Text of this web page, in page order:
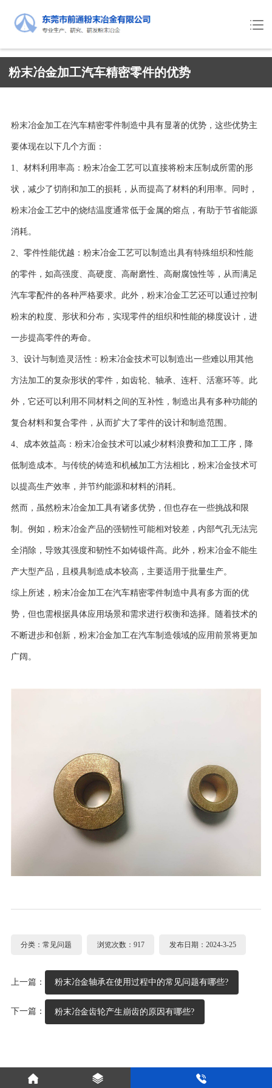
粉末冶金加工汽车精密零件的优势
粉末冶金加工在汽车精密零件制造中具有显著的优势，这些优势主
要体现在以下几个方面：
1、材料利用率高：粉末冶金工艺可以直接将粉末压制成所需的形
状，减少了切削和加工的损耗，从而提高了材料的利用率。同时，
粉末冶金工艺中的烧结温度通常低于金属的熔点，有助于节省能源
消耗。
2、零件性能优越：粉末冶金工艺可以制造出具有特殊组织和性能
的零件，如高强度、高硬度、高耐磨性、高耐腐蚀性等，从而满足
汽车零配件的各种严格要求。此外，粉末冶金工艺还可以通过控制
粉末的粒度、形状和分布，实现零件的组织和性能的梯度设计，进
一步提高零件的寿命。
3、设计与制造灵活性：粉末冶金技术可以制造出一些难以用其他
方法加工的复杂形状的零件，如齿轮、轴承、连杆、活塞环等。此
外，它还可以利用不同材料之间的互补性，制造出具有多种功能的
复合材料和复合零件，从而扩大了零件的设计和制造范围。
4、成本效益高：粉末冶金技术可以减少材料浪费和加工工序，降
低制造成本。与传统的铸造和机械加工方法相比，粉末冶金技术可
以提高生产效率，并节约能源和材料的消耗。
然而，虽然粉末冶金加工具有诸多优势，但也存在一些挑战和限
制。例如，粉末冶金产品的强韧性可能相对较差，内部气孔无法完
全消除，导致其强度和韧性不如铸锻件高。此外，粉末冶金不能生
产大型产品，且模具制造成本较高，主要适用于批量生产。
综上所述，粉末冶金加工在汽车精密零件制造中具有多方面的优
势，但也需根据具体应用场景和需求进行权衡和选择。随着技术的
不断进步和创新，粉末冶金加工在汽车制造领域的应用前景将更加
广阔。
分类：常见问题 浏览次数：917 发布日期：2024-3-25
上一篇： 粉末冶金轴承在使用过程中的常见问题有哪些?
下一篇： 粉末冶金齿轮产生崩齿的原因有哪些?